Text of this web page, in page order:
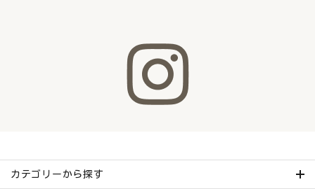
ナチュラプラス
カテゴリーから探す